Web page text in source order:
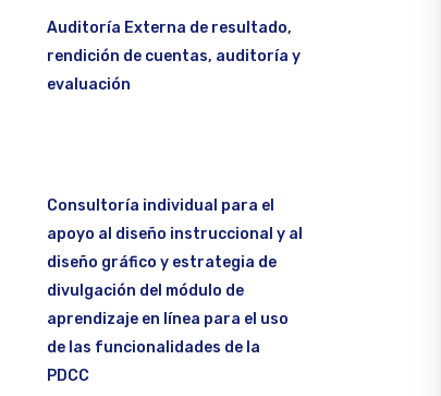
Auditoría Externa de resultado,
rendición de cuentas, auditoría y
evaluación
Consultoría individual para el
apoyo al diseño instruccional y al
diseño gráfico y estrategia de
divulgación del módulo de
aprendizaje en línea para el uso
de las funcionalidades de la
PDCC